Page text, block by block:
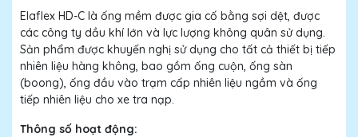
Elaflex HD-C là ống mềm được gia cố bằng sợi dệt, được
các công ty dầu khí lớn và lực lượng không quân sử dụng.
Sản phẩm được khuyến nghị sử dụng cho tất cả thiết bị tiếp
nhiên liệu hàng không, bao gồm ống cuộn, ống sàn
(boong), ống đầu vào trạm cấp nhiên liệu ngầm và ống
tiếp nhiên liệu cho xe tra nạp.
Thông số hoạt động: